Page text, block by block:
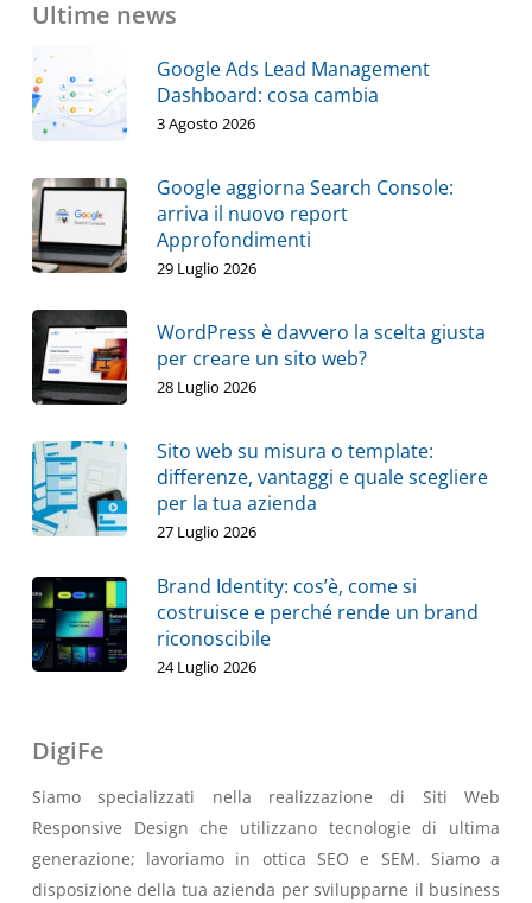
Ultime news
Google Ads Lead Management
Dashboard: cosa cambia
3 Agosto 2026
Google aggiorna Search Console:
arriva il nuovo report
Approfondimenti
29 Luglio 2026
WordPress è davvero la scelta giusta
per creare un sito web?
28 Luglio 2026
Sito web su misura o template:
differenze, vantaggi e quale scegliere
per la tua azienda
27 Luglio 2026
Brand Identity: cos’è, come si
costruisce e perché rende un brand
riconoscibile
24 Luglio 2026
DigiFe
Siamo specializzati nella realizzazione di Siti Web
Responsive Design che utilizzano tecnologie di ultima
generazione; lavoriamo in ottica SEO e SEM. Siamo a
disposizione della tua azienda per svilupparne il business